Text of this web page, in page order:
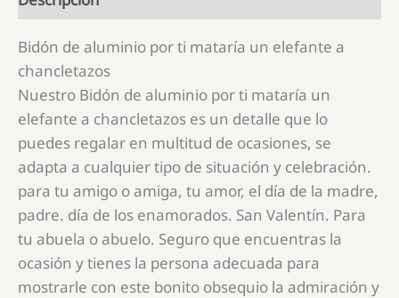
Bidón de aluminio por ti mataría un elefante a
chancletazos
Nuestro Bidón de aluminio por ti mataría un
elefante a chancletazos es un detalle que lo
puedes regalar en multitud de ocasiones, se
adapta a cualquier tipo de situación y celebración.
para tu amigo o amiga, tu amor, el día de la madre,
padre. día de los enamorados. San Valentín. Para
tu abuela o abuelo. Seguro que encuentras la
ocasión y tienes la persona adecuada para
mostrarle con este bonito obsequio la admiración y